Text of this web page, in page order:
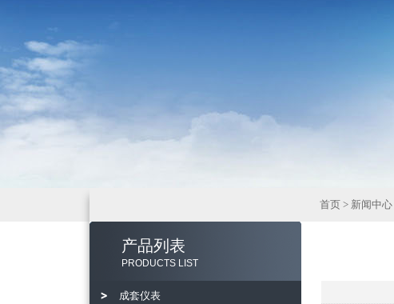
产品列表
PRODUCTS LIST
成套仪表
首页 > 新闻中心